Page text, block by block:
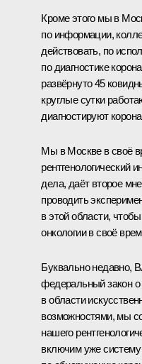
Кроме этого мы в
по информации,
действовать, по
по диагностике
развёрнуто 45
круглые сутки
диагностируют
Мы в Москве в своё
рентгенологический
дела, даёт второе
проводить
в этой области,
онкологии в своё
Буквально недавно,
федеральный закон
в области
возможностями, мы
нашего
включим уже систему